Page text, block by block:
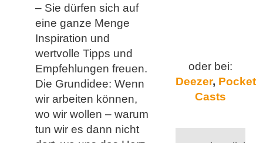
– Sie dürfen sich auf
eine ganze Menge
Inspiration und
wertvolle Tipps und
Empfehlungen freuen.
Die Grundidee: Wenn
wir arbeiten können,
wo wir wollen – warum
tun wir es dann nicht
oder bei:
Deezer, Pocket
Casts